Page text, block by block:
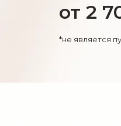
от 2
*не является